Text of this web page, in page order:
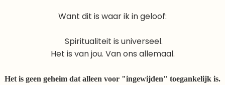
Want dit is waar ik in geloof:
Spiritualiteit is universeel.
Het is van jou. Van ons allemaal.
Het is geen geheim dat alleen voor "ingewijden" toegankelijk is.